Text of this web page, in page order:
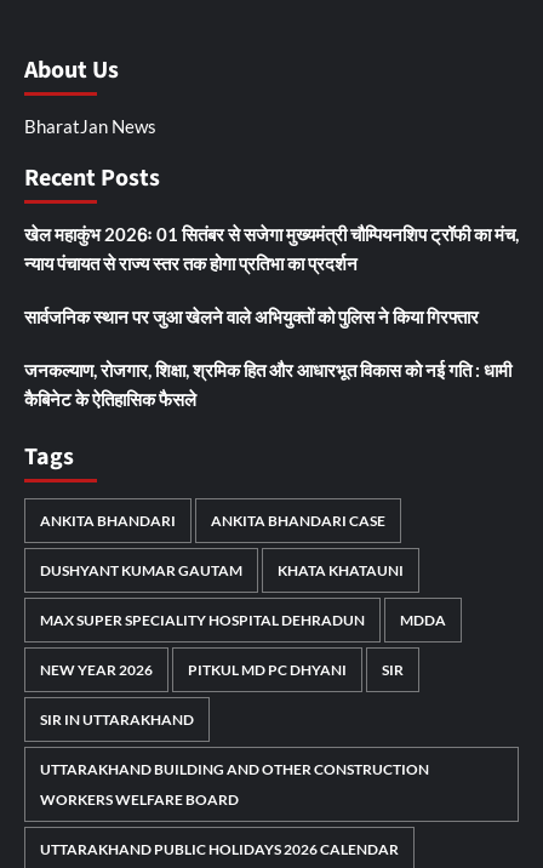
About Us
BharatJan News
Recent Posts
खेल महाकुंभ 2026ः 01 सितंबर से सजेगा मुख्यमंत्री चौम्पियनशिप ट्रॉफी का मंच,
न्याय पंचायत से राज्य स्तर तक होगा प्रतिभा का प्रदर्शन
सार्वजनिक स्थान पर जुआ खेलने वाले अभियुक्तों को पुलिस ने किया गिरफ्तार
जनकल्याण, रोजगार, शिक्षा, श्रमिक हित और आधारभूत विकास को नई गति : धामी
कैबिनेट के ऐतिहासिक फैसले
Tags
ANKITA BHANDARI ANKITA BHANDARI CASE
DUSHYANT KUMAR GAUTAM KHATA KHATAUNI
MAX SUPER SPECIALITY HOSPITAL DEHRADUN MDDA
NEW YEAR 2026 PITKUL MD PC DHYANI SIR
SIR IN UTTARAKHAND
UTTARAKHAND BUILDING AND OTHER CONSTRUCTION
WORKERS WELFARE BOARD
UTTARAKHAND PUBLIC HOLIDAYS 2026 CALENDAR